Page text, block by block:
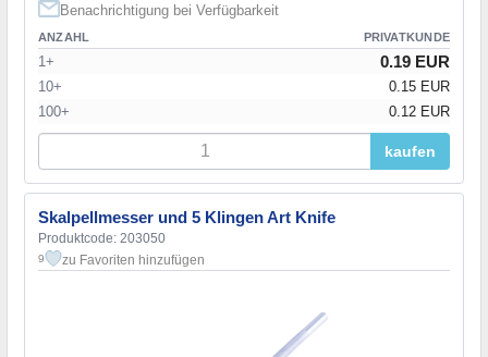
Benachrichtigung bei Verfügbarkeit
ANZAHL PRIVATKUNDE
1+ 0.19 EUR
10+
0.15 EUR
100+
0.12 EUR
kaufen
Skalpellmesser und 5 Klingen Art Knife
Produktcode: 203050
9 zu Favoriten hinzufügen